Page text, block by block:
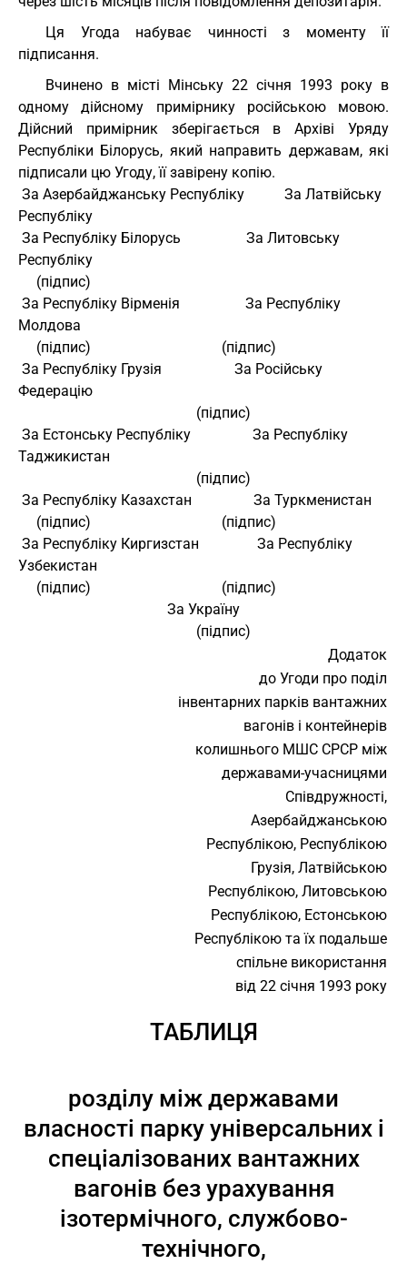
Ця Угода набуває чинності з моменту її
підписання.
Вчинено в місті Мінську 22 січня 1993 року в
одному дійсному примірнику російською мовою.
Дійсний примірник зберігається в Архіві Уряду
Республіки Білорусь, який направить державам, які
підписали цю Угоду, її завірену копію.
Республіку
Республіку
     (підпис)
Молдова
     (підпис)                                    (підпис)
Федерацію
                                                 (підпис)
Таджикистан
                                                 (підпис)
За Республіку Казахстан                 За Туркменистан
     (підпис)                                    (підпис)
Узбекистан
     (підпис)                                    (підпис)
                                         За Україну
                                                 (підпис)
Додаток
до Угоди про поділ
інвентарних парків вантажних
вагонів і контейнерів
колишнього МШС СРСР між
державами-учасницями
Співдружності,
Азербайджанською
Республікою, Республікою
Грузія, Латвійською
Республікою, Литовською
Республікою, Естонською
Республікою та їх подальше
спільне використання
від 22 січня 1993 року
ТАБЛИЦЯ
розділу між державами
власності парку універсальних і
спеціалізованих вантажних
вагонів без урахування
ізотермічного, службово-
технічного,